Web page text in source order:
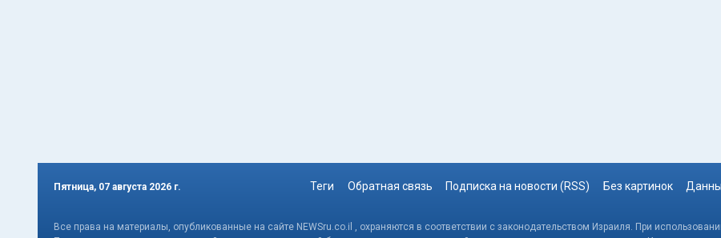
Пятница, 07 августа 2026 г. Теги Обратная связь Подписка на новости (RSS) Без картинок
Все права на материалы, опубликованные на сайте NEWSru.co.il , охраняются в соответствии с законодательством Израиля. При